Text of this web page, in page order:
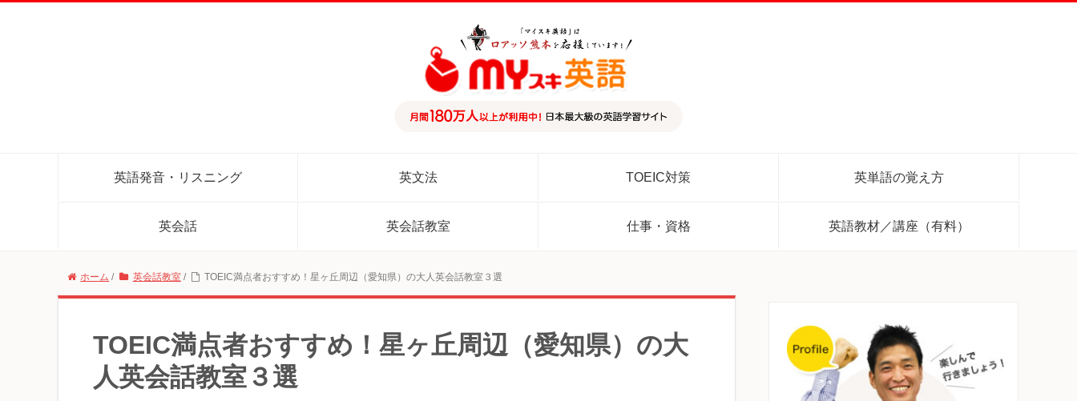
英語発音・リスニング 英文法 TOEIC対策 英単語の覚え方
英会話 英会話教室 仕事・資格 英語教材／講座（有料）
ホーム / 英会話教室 / TOEIC満点者おすすめ！星ヶ丘周辺（愛知県）の大人英会話教室３選
TOEIC満点者おすすめ！星ヶ丘周辺（愛知県）の大
人英会話教室３選